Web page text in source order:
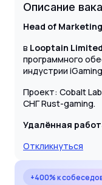
Описание
Head of Marketing
в Looptain Limited
программного
индустрии
Проект: Cobalt
СНГ Rust-gaming.
Удалённая
Откликнуться
+400% к